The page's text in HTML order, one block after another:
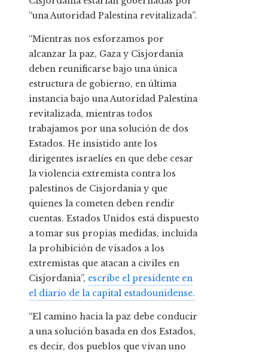
“una Autoridad Palestina revitalizada”.
“Mientras nos esforzamos por
alcanzar la paz, Gaza y Cisjordania
deben reunificarse bajo una única
estructura de gobierno, en última
instancia bajo una Autoridad Palestina
revitalizada, mientras todos
trabajamos por una solución de dos
Estados. He insistido ante los
dirigentes israelíes en que debe cesar
la violencia extremista contra los
palestinos de Cisjordania y que
quienes la cometen deben rendir
cuentas. Estados Unidos está dispuesto
a tomar sus propias medidas, incluida
la prohibición de visados a los
extremistas que atacan a civiles en
Cisjordania”, escribe el presidente en
el diario de la capital estadounidense.
“El camino hacia la paz debe conducir
a una solución basada en dos Estados,
es decir, dos pueblos que vivan uno